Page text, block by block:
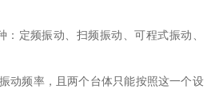
定频振动、扫频振动、可程式振动、
动频率，且两个台体只能按照这一个设